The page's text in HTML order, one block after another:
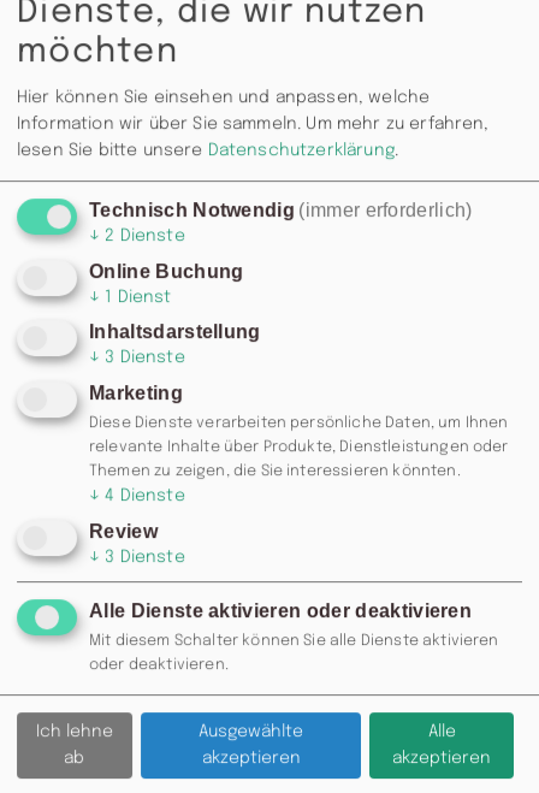
RESERVIERUNG: 0371 / 355 985
77 ODERINFO@MOSKAU-
CHEMNITZ.DE
Zurück
Dienste, die wir nutzen
möchten
Hier können Sie einsehen und anpassen, welche
Information wir über Sie sammeln. Um mehr zu erfahren,
lesen Sie bitte unsere Datenschutzerklärung.
Technisch Notwendig (immer erforderlich)
↓ 2 Dienste
Online Buchung
↓ 1 Dienst
Inhaltsdarstellung
↓ 3 Dienste
Marketing
Diese Dienste verarbeiten persönliche Daten, um Ihnen
relevante Inhalte über Produkte, Dienstleistungen oder
Themen zu zeigen, die Sie interessieren könnten.
↓ 4 Dienste
Review
↓ 3 Dienste
Alle Dienste aktivieren oder deaktivieren
Mit diesem Schalter können Sie alle Dienste aktivieren
oder deaktivieren.
Ich lehne
ab
Ausgewählte
akzeptieren
Alle
akzeptieren